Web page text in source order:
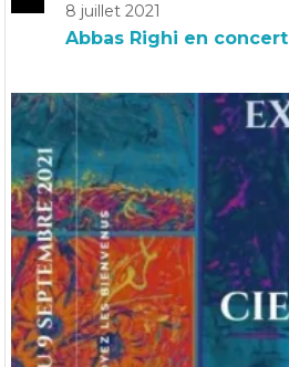
8 juillet 2021
Abbas Righi en concert